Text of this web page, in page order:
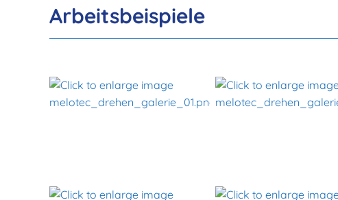
Arbeitsbeispiele